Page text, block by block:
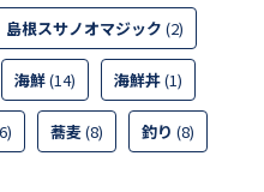
島根スサノオマジック (2)
海鮮(14) 海鮮丼(1)
蕎麦(8) 釣り (8)